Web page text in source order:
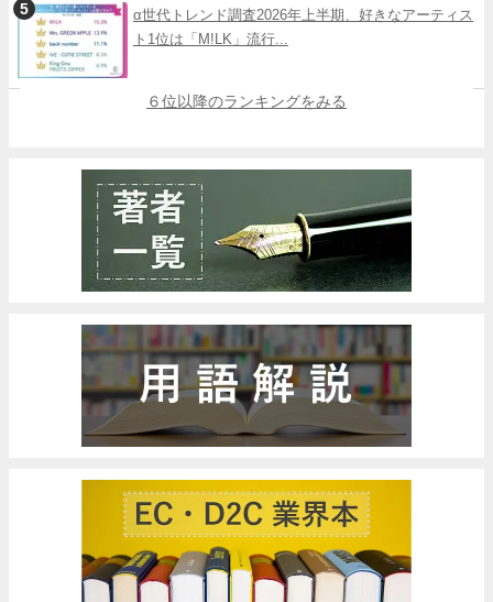
α世代トレンド調査2026年上半期、好きなアーティス
ト1位は「M!LK」流行...
６位以降のランキングをみる